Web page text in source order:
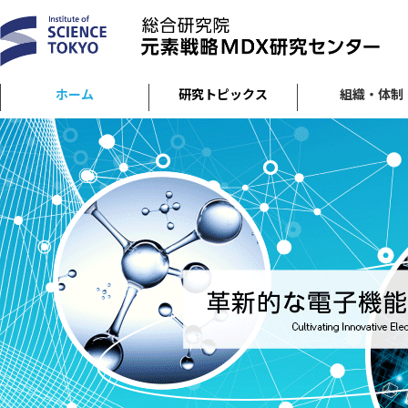
ホーム 研究トピックス 組織・体制